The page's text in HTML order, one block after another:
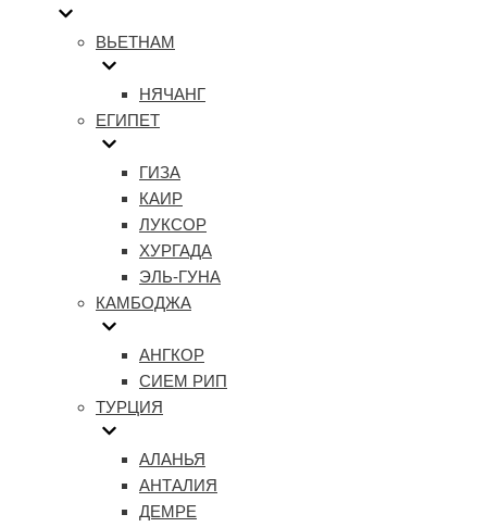
ВЬЕТНАМ
НЯЧАНГ
ЕГИПЕТ
ГИЗА
КАИР
ЛУКСОР
ХУРГАДА
ЭЛЬ-ГУНА
КАМБОДЖА
АНГКОР
СИЕМ РИП
ТУРЦИЯ
АЛАНЬЯ
АНТАЛИЯ
ДЕМРЕ